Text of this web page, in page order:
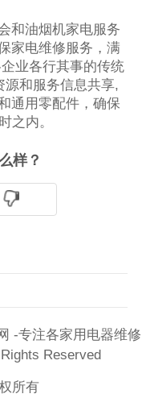
和油烟机家电服务
家电维修服务，满
业各行其事的传统
源和服务信息共享,
通用零配件，确保
之内。
样？
-专注各家用电器维修
Reserved
所有